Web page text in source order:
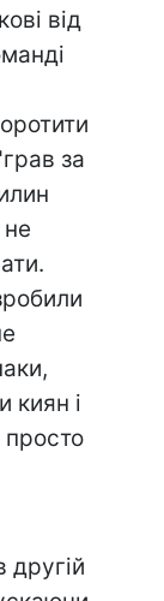
від
за
киян і
просто
другій